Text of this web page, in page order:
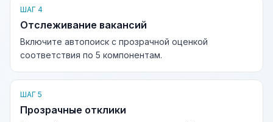
ШАГ 4
Отслеживание вакансий
Включите автопоиск с прозрачной оценкой
соответствия по 5 компонентам.
ШАГ 5
Прозрачные отклики